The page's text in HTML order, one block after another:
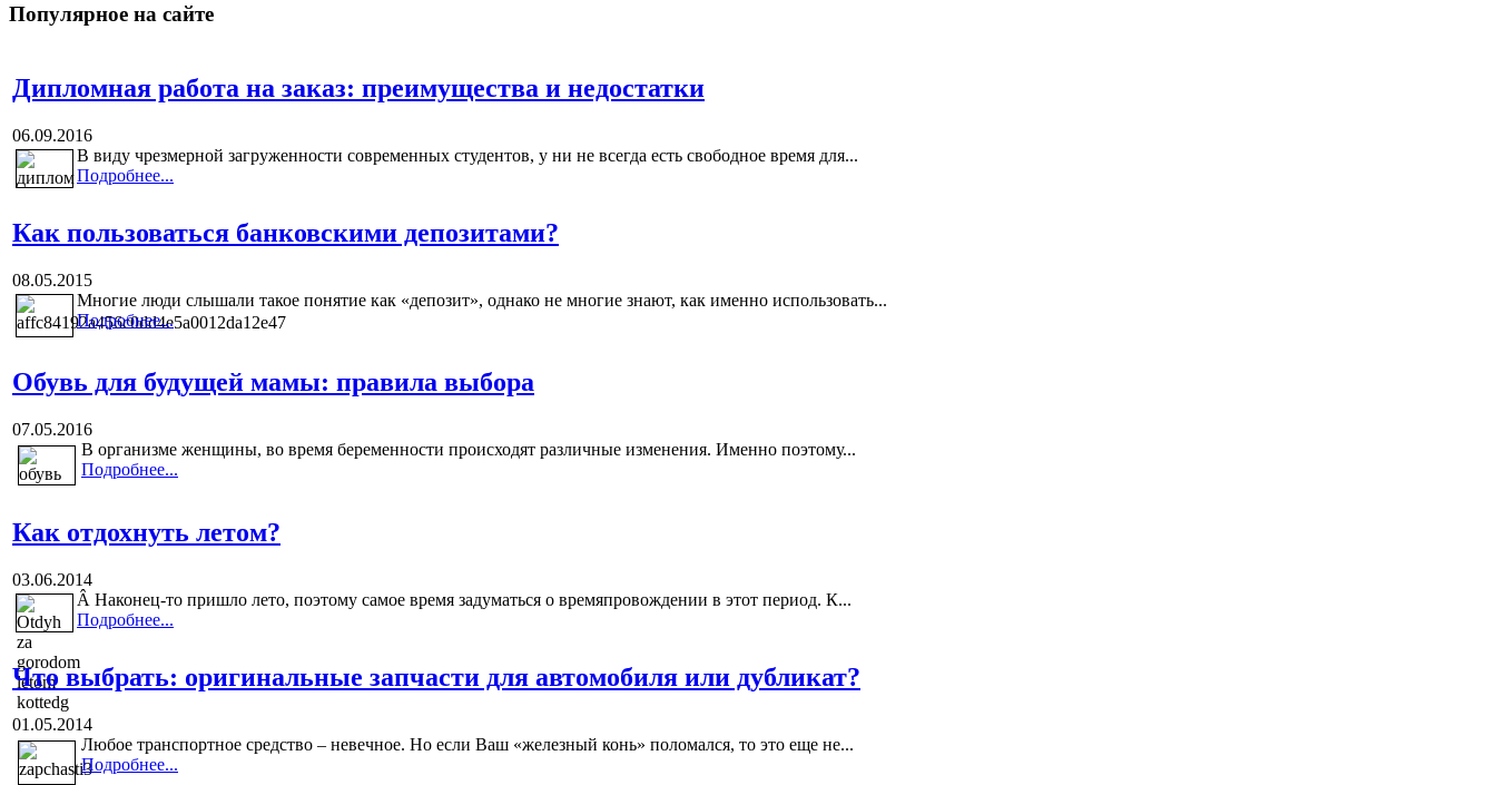
Популярное на сайте
Дипломная работа на заказ: преимущества и недостатки
06.09.2016
В виду чрезмерной загруженности современных студентов, у ни не всегда есть свободное время для...
Подробнее...
Как пользоваться банковскими депозитами?
08.05.2015
Многие люди слышали такое понятие как «депозит», однако не многие знают, как именно использовать...
Подробнее...
Обувь для будущей мамы: правила выбора
07.05.2016
В организме женщины, во время беременности происходят различные изменения. Именно поэтому...
Подробнее...
Как отдохнуть летом?
03.06.2014
Â Наконец-то пришло лето, поэтому самое время задуматься о времяпровождении в этот период. К...
Подробнее...
Что выбрать: оригинальные запчасти для автомобиля или дубликат?
01.05.2014
Любое транспортное средство – невечное. Но если Ваш «железный конь» поломался, то это еще не...
Подробнее...